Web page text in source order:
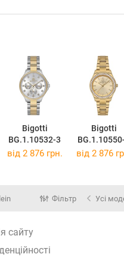
Bigotti
BG.1.10532-3
Bigotti
від 2 876 грн. від 2 876
Фільтр Усі
сайту